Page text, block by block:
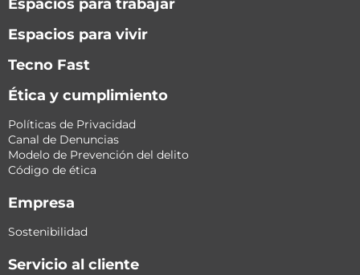
Espacios para trabajar
Espacios para vivir
Tecno Fast
Ética y cumplimiento
Políticas de Privacidad
Canal de Denuncias
Modelo de Prevención del delito
Código de ética
Empresa
Sostenibilidad
Servicio al cliente